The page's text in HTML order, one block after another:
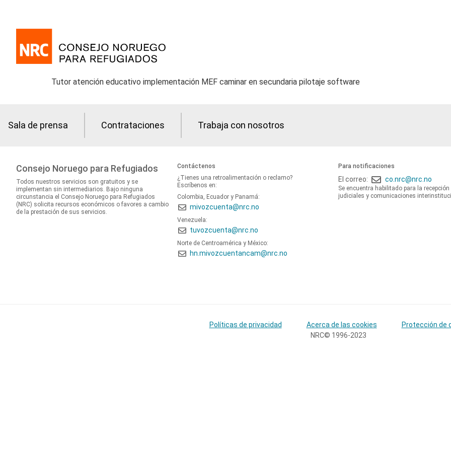
Tutor atención educativo implementación MEF caminar en secundaria pilotaje software
Sala de prensa Contrataciones Trabaja con nosotros
Consejo Noruego para Refugiados
Todos nuestros servicios son gratuitos y se
implementan sin intermediarios. Bajo ninguna
circunstancia el Consejo Noruego para Refugiados
(NRC) solicita recursos económicos o favores a cambio
de la prestación de sus servicios.
Contáctenos
¿Tienes una retroalimentación o reclamo?
Escríbenos en:
Colombia, Ecuador y Panamá:
mivozcuenta@nrc.no
Venezuela:
tuvozcuenta@nrc.no
Norte de Centroamérica y México:
hn.mivozcuentancam@nrc.no
Para notificaciones
El correo: co.nrc@nrc.no
Se encuentra habilitado para la
judiciales y comunicaciones
Políticas de privacidad Acerca de las cookies
Protección de
NRC© 1996-2023